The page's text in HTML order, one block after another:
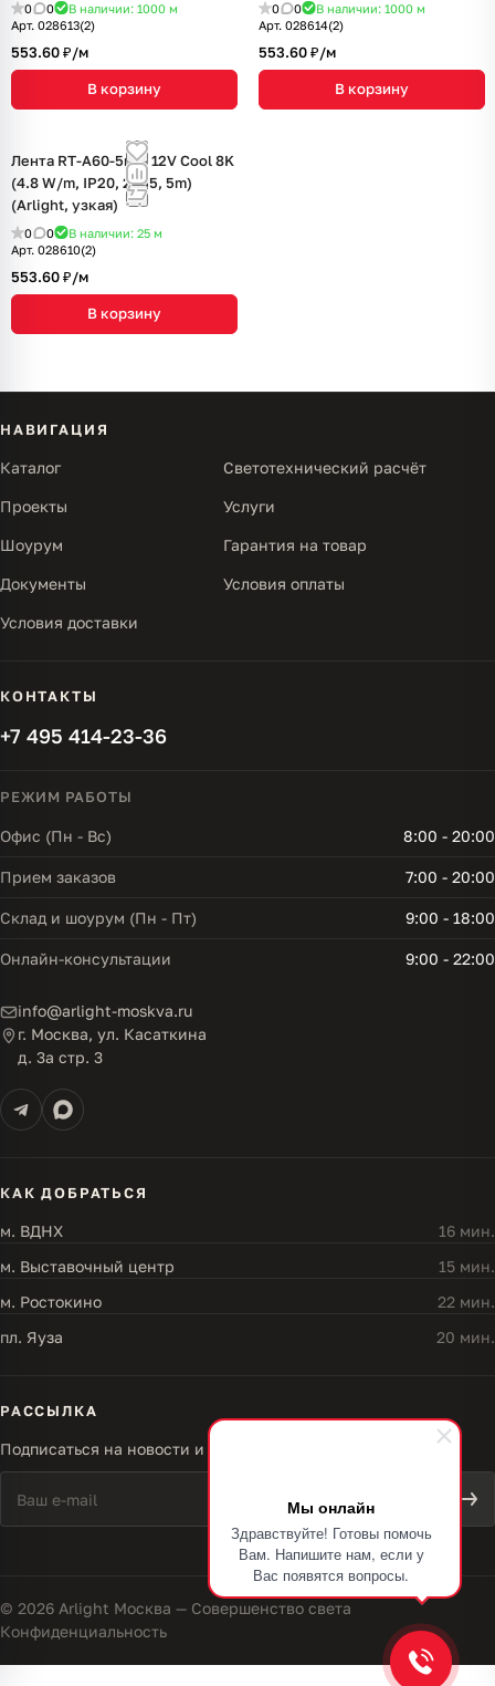
Мы онлайн
Здравствуйте! Готовы помочь
Вам. Напишите нам, если у
Вас появятся вопросы.
0 0 В наличии: 1000 м
Арт. 028613(2)
553.60 ₽/м
В корзину
0 0 В наличии: 1000 м
Арт. 028614(2)
553.60 ₽/м
В корзину
Лента RT-A60-5mm 12V Cool 8K
(4.8 W/m, IP20, 2835, 5m)
(Arlight, узкая)
0 0 В наличии: 25 м
Арт. 028610(2)
553.60 ₽/м
В корзину
НАВИГАЦИЯ
Каталог Светотехнический расчёт
Проекты Услуги
Шоурум Гарантия на товар
Документы Условия оплаты
Условия доставки
КОНТАКТЫ
+7 495 414-23-36
РЕЖИМ РАБОТЫ
Офис (Пн - Вс) 8:00 - 20:00
Прием заказов 7:00 - 20:00
Склад и шоурум (Пн - Пт) 9:00 - 18:00
Онлайн-консультации 9:00 - 22:00
info@arlight-moskva.ru
г. Москва, ул. Касаткина
д. 3а стр. 3
КАК ДОБРАТЬСЯ
м. ВДНХ
16 мин.
м. Выставочный центр
15 мин.
м. Ростокино
22 мин.
пл. Яуза
20 мин.
РАССЫЛКА
Подписаться на новости и акции
© 2026 Arlight Москва — Совершенство света
Конфиденциальность